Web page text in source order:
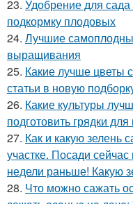
23. Удобрение для
подкормку плодовых
24. Лучшие
выращивания
25. Какие лучше цветы
статьи в новую
26. Какие культуры
подготовить грядки
27. Как и какую зелень
участке. Посади
недели раньше! Какую
28. Что можно сажать